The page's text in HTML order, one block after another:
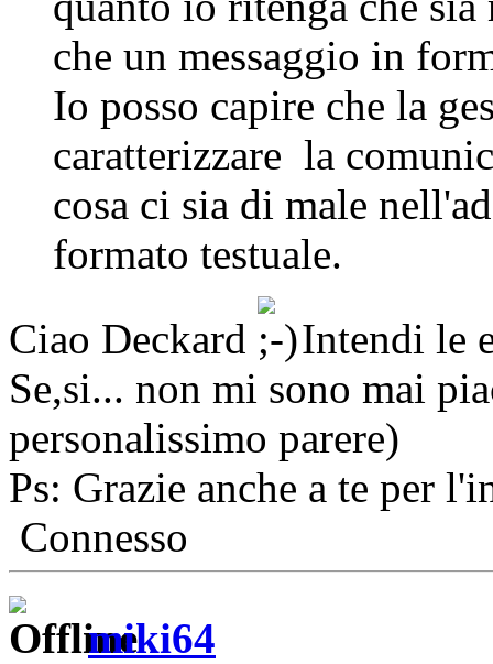
che un messaggio in
Io posso capire che la
caratterizzare la
cosa ci sia di male
formato testuale.
Ciao Deckard
Intendi le
Se,si... non mi sono mai
personalissimo parere)
Ps: Grazie anche a te per
Connesso
miki64